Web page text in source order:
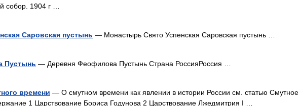
собор. 1904 г …
Саровская пустынь — Монастырь Свято Успенская Саровская пустынь …
Пустынь — Деревня Феофилова Пустынь Страна РоссияРоссия …
времени — О смутном времени как явлении в истории России см. статью Смутное
1 Царствование Бориса Годунова 2 Царствование Лжедмитрия I …